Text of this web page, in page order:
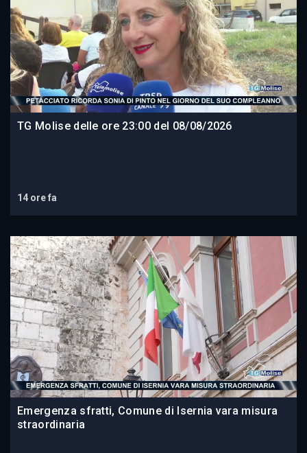
TG Molise delle ore 23:00 del 08/08/2026
14 ore fa
Emergenza sfratti, Comune di Isernia vara misura
straordinaria